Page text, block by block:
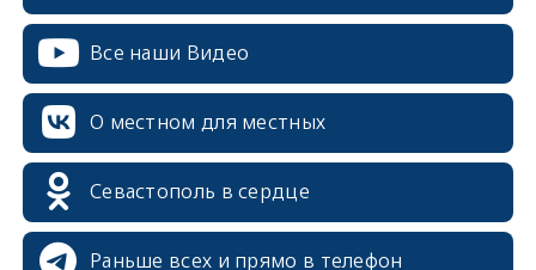
Все наши Видео
О местном для местных
Севастополь в сердце
Раньше всех и прямо в телефон